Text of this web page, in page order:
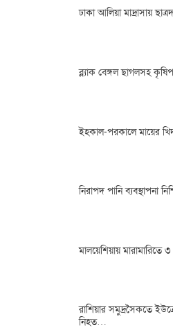
ঢাকা আলিয়া মাদ্রাসায়
ব্ল্যাক বেঙ্গল ছাগলসহ
ইহকাল-পরকালে মায়ের
নিরাপদ পানি ব্যবস্থাপনা
মালয়েশিয়ায় মারামারিতে
রাশিয়ার সমুদ্রসৈকতে
নিহত…